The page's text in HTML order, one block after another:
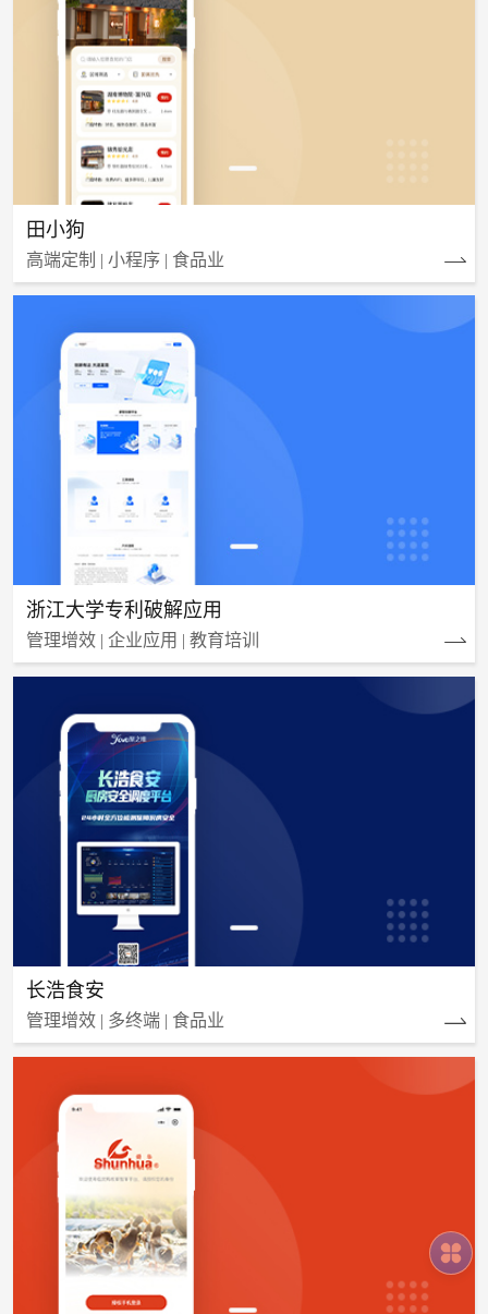
田小狗
高端定制 | 小程序 | 食品业
浙江大学专利破解应用
管理增效 | 企业应用 | 教育培训
长浩食安
管理增效 | 多终端 | 食品业